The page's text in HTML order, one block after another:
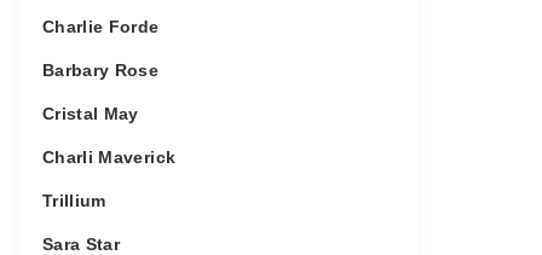
Charlie Forde
Barbary Rose
Cristal May
Charli Maverick
Trillium
Sara Star